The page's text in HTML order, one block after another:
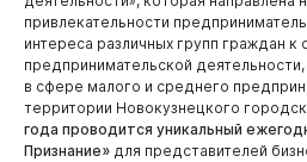
Муниципальный контроль
Виды муниципального контроля
привлекательности
интереса различных групп граждан
предпринимательской
в сфере малого и среднего
территории Новокузнецкого
года проводится уникальный
Признание» для представителей